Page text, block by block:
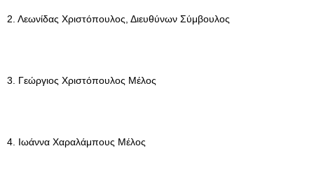
2. Λεωνίδας Χριστόπουλος, Διευθύνων Σύμβουλος
3. Γεώργιος Χριστόπουλος Μέλος
4. Ιωάννα Χαραλάμπους Μέλος